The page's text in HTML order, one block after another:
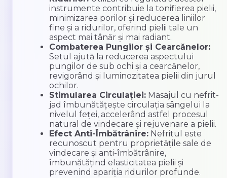
instrumente contribuie la tonifierea pielii,
minimizarea porilor și reducerea liniilor
fine și a ridurilor, oferind pielii tale un
aspect mai tânăr și mai radiant.
Combaterea Pungilor și Cearcănelor:
Setul ajută la reducerea aspectului
pungilor de sub ochi și a cearcănelor,
revigorând și luminozitatea pielii din jurul
ochilor.
Stimularea Circulației:Masajul cu nefrit-
jad îmbunătățește circulația sângelui la
nivelul feței, accelerând astfel procesul
natural de vindecare și rejuvenare a pielii.
Efect Anti-Îmbătrânire:Nefritul este
recunoscut pentru proprietățile sale de
vindecare și anti-îmbătrânire,
îmbunătățind elasticitatea pielii și
prevenind apariția ridurilor profunde.